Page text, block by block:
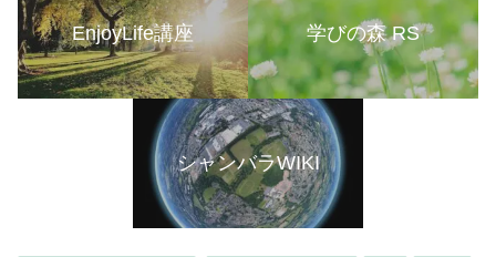
EnjoyLife講座 学びの森 RS
シャンバラWIKI